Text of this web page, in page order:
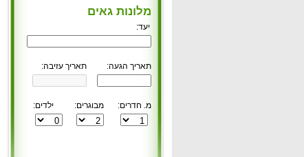
מלונות גאים
יעד:
תאריך הגעה: תאריך עזיבה:
מ. חדרים: מבוגרים: ילדים: